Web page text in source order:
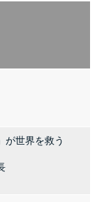
が世界を救う